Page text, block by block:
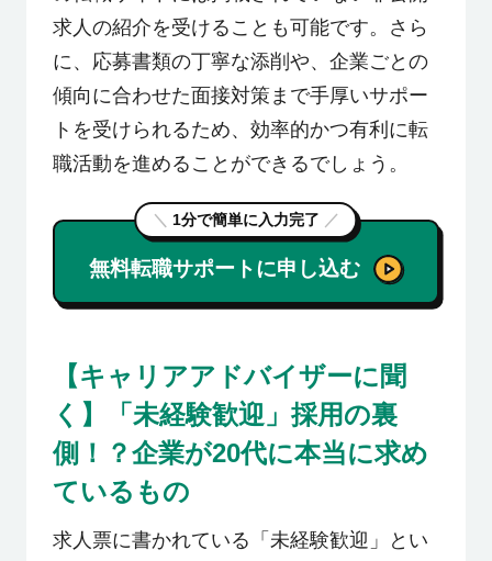
求人の紹介を受けることも可能です。さら
に、応募書類の丁寧な添削や、企業ごとの
傾向に合わせた面接対策まで手厚いサポー
トを受けられるため、効率的かつ有利に転
職活動を進めることができるでしょう。
＼ 1分で簡単に入力完了 ／
無料転職サポートに申し込む
【キャリアアドバイザーに聞
く】「未経験歓迎」採用の裏
側！？企業が20代に本当に求め
ているもの
求人票に書かれている「未経験歓迎」とい